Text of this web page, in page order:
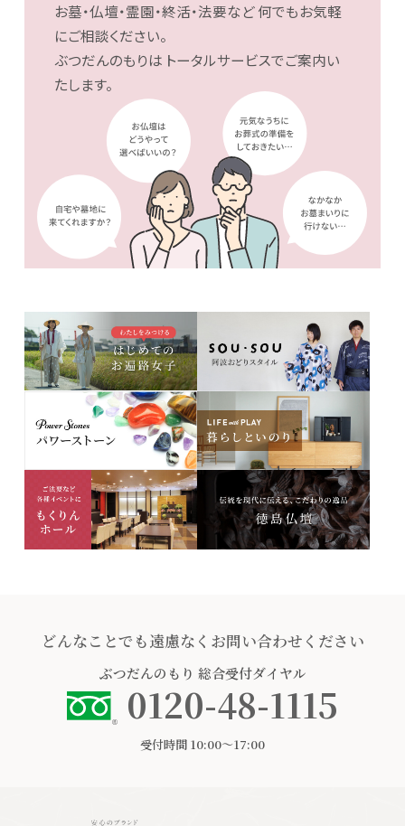
お墓・仏壇・霊園・終活・法要など何でもお気軽
にご相談ください。
ぶつだんのもりは トータルサービスでご案内い
たします。
どんなことでも遠慮なくお問い合わせください
ぶつだんのもり 総合受付ダイヤル
0120-48-1115
受付時間 10:00〜17:00